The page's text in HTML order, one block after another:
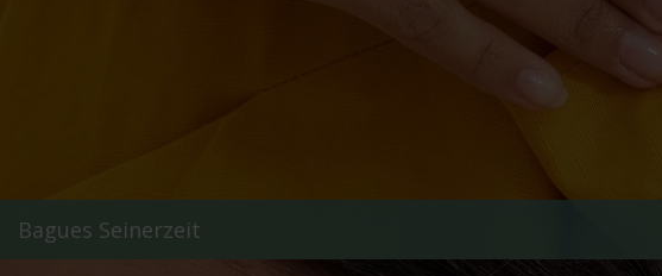
Bagues Seinerzeit